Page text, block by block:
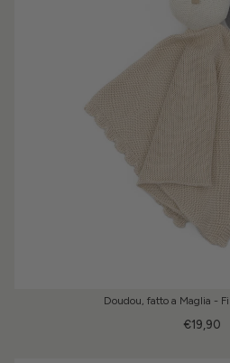
Doudou, fatto a Maglia -
€19,90